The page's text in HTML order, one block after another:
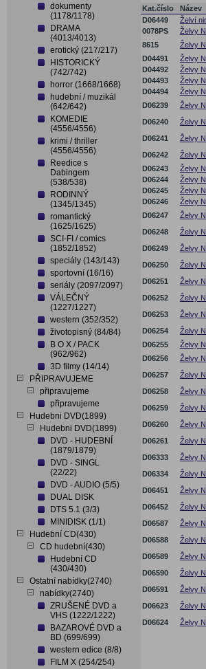
dokumenty
(1178/1178)
DRAMA
(4013/4013)
erotický (217/217)
HISTORICKÝ
(742/742)
horror (1668/1668)
hudební / muzikál
(642/642)
KOMEDIE
(4556/4556)
krimi / thriller
(4556/4556)
Reedice s
Dabingem
(538/538)
RODINNÝ
(1345/1345)
romantický
(1625/1625)
SCI-FI / comics
(1852/1852)
speciály (143/143)
sportovní (16/16)
seriály (2097/2097)
VÁLEČNÝ
(1227/1227)
western (352/352)
životopisný (84/84)
B O X / PACK
(962/962)
3D filmy (14/14)
PŘIPRAVUJEME
připravujeme
připravujeme
Hudebni DVD(1899)
Hudebni DVD(1899)
DVD - HUDEBNÍ
(1879/1879)
DVD - SINGL
(22/22)
DVD - AUDIO (5/5)
DUAL DISK
DTS 5.1 (3/3)
MINIDISK (1/1)
Hudební CD(430)
CD hudební(430)
Hudební CD
(430/430)
Ostatní nabídky(2740)
nabídky(2740)
ZRUŠENÉ DVD a
VHS (1222/1222)
BAZAROVÉ DVD a
BD (699/699)
western edice (8/8)
FILM X (254/254)
Kat.číslo
Název
D06449
Želví
0078PS
Želvy
8615
Želvy
D04491
Želvy
D04492
Želvy
D04493
Želvy
D04494
Želvy
D06239
Želvy
D06240
Želvy
D06241
Želvy
D06242
Želvy
D06243
Želvy
D06244
Želvy
D06245
Želvy
D06246
Želvy
D06247
Želvy
D06248
Želvy
D06249
Želvy
D06250
Želvy
D06251
Želvy
D06252
Želvy
D06253
Želvy
D06254
Želvy
D06255
Želvy
D06256
Želvy
D06257
Želvy
D06258
Želvy
D06259
Želvy
D06260
Želvy
D06261
Želvy
D06333
Želvy
D06334
Želvy
D06451
Želvy
D06452
Želvy
D06587
Želvy
D06588
Želvy
D06589
Želvy
D06590
Želvy
D06591
Želvy
D06623
Želvy
D06624
Želvy